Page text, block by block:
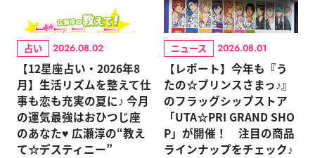
占い 2026.08.02
【12星座占い・2026年8
月】生活リズムを整えて仕
事も恋も充実の夏に♪ 今月
の運気最強はおひつじ座
のあなた♥ 広瀬淳の“教え
て☆デスティニー”
ニュース 2026.08.01
【レポート】今年も『う
たの☆プリンスさまっ♪』
のフラッグシップストア
「UTA☆PRI GRAND SHO
P」が開催！ 注目の商品
ラインナップをチェック♪